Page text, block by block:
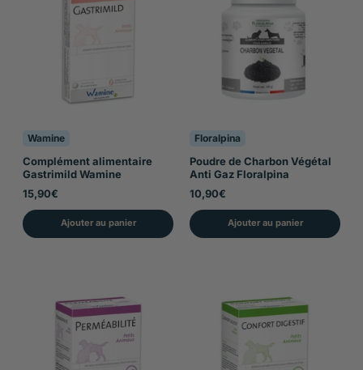
Wamine
Complément alimentaire
Gastrimild Wamine
15,90€
Ajouter au panier
Floralpina
Poudre de Charbon Végétal
Anti Gaz Floralpina
10,90€
Ajouter au panier